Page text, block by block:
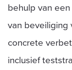
behulp van
van beveiliging
concrete
inclusief